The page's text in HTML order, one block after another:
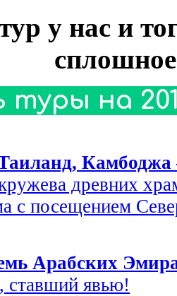
у нас и
туры на
древних
с посещением
Арабских
явью!